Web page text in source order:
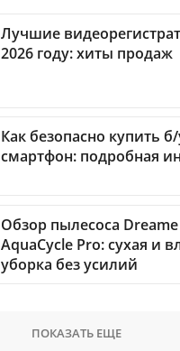
Лучшие
2026 году: хиты продаж
Как безопасно купить
смартфон: подробная
Обзор пылесоса Dreame
AquaCycle Pro: сухая и
уборка без усилий
ПОКАЗАТЬ ЕЩЕ